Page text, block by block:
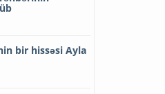
bir hissəsi Ayla